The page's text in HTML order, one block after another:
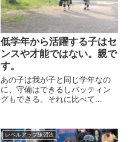
低学年から活躍する子はセ
ンスや才能ではない。親で
す。
あの子は我が子と同じ学年なの
に、守備はできるしバッティン
グもできる。それに比べて...
レベルアップ練習法